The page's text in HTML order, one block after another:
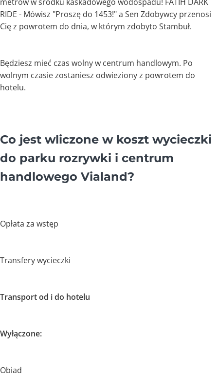
RIDE - Mówisz "Proszę do 1453!" a Sen Zdobywcy przenosi
Cię z powrotem do dnia, w którym zdobyto Stambuł.
Będziesz mieć czas wolny w centrum handlowym. Po
wolnym czasie zostaniesz odwieziony z powrotem do
hotelu.
Co jest wliczone w koszt wycieczki
do parku rozrywki i centrum
handlowego Vialand?
Opłata za wstęp
Transfery wycieczki
Transport od i do hotelu
Wyłączone:
Obiad